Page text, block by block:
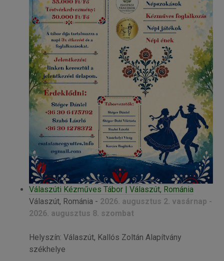
Válaszúti Kézműves Tábor | Válaszút, Románia
Válaszút, Románia - 2026. augusztus 2. vasárnap -
2026. augusztus 8. szombat
Helyszín: Válaszút, Kallós Zoltán Alapítvány
székhelye